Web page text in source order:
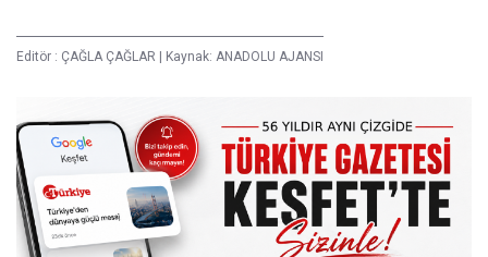
Editör : ÇAĞLA ÇAĞLAR | Kaynak: ANADOLU AJANSI